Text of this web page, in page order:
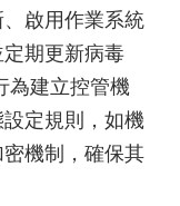
啟用作業系統
期更新病毒
為建立控管機
定規則，如機
機制，確保其